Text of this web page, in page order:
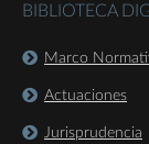
BIBLIOTECA
Marco
Actuaciones
Jurisprudencia